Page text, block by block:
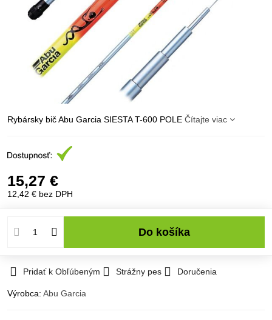
Rybársky bič Abu Garcia SIESTA T-600 POLE Čítajte viac
15,27 €
12,42 € bez DPH
Do košíka
Pridať k Obľúbeným Strážny pes Doručenia
Výrobca: Abu Garcia